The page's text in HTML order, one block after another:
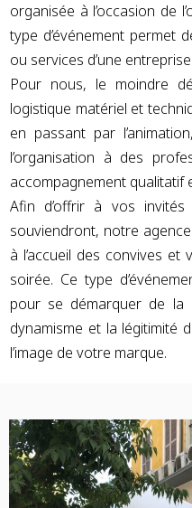
organisée à l’occasion de
type d’événement permet
ou services d’une entreprise.
Pour nous, le moindre
logistique matériel et
en passant par
l’organisation à des
accompagnement qualitatif
Afin d’offrir à vos
souviendront, notre agence
à l’accueil des convives
soirée. Ce type
pour se démarquer de la
dynamisme et la légitimité
l’image de votre marque.